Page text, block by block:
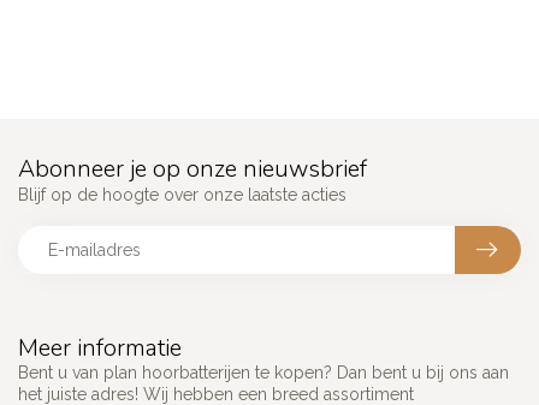
Meer informatie
Bent u van plan hoorbatterijen te kopen? Dan bent u bij ons aan
het juiste adres! Wij hebben een breed assortiment
Abonneer je op onze nieuwsbrief
Blijf op de hoogte over onze laatste acties